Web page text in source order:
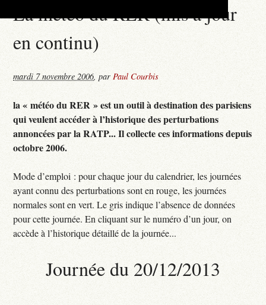
La météo du RER (mis à jour
en continu)
mardi 7 novembre 2006,parPaul Courbis
la « météo du RER » est un outil à destination des parisiens
qui veulent accéder à l’historique des perturbations
annoncées par la RATP... Il collecte ces informations depuis
octobre 2006.
Mode d’emploi : pour chaque jour du calendrier, les journées
ayant connu des perturbations sont en rouge, les journées
normales sont en vert. Le gris indique l’absence de données
pour cette journée. En cliquant sur le numéro d’un jour, on
accède à l’historique détaillé de la journée...
Journée du 20/12/2013